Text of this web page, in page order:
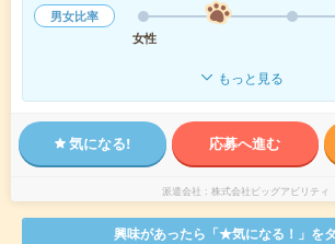
男女比率
女性
もっと見る
気になる! 応募へ進む
派遣会社 株式会社ビッグアビリティ
興味があったら「★気になる！」を